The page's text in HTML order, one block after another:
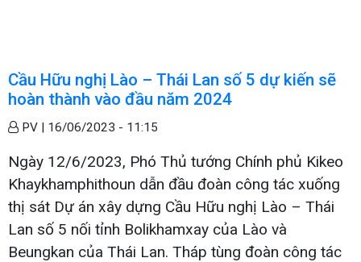
Cầu Hữu nghị Lào – Thái Lan số 5 dự kiến sẽ
hoàn thành vào đầu năm 2024
PV | 16/06/2023 - 11:15
Ngày 12/6/2023, Phó Thủ tướng Chính phủ Kikeo
Khaykhamphithoun dẫn đầu đoàn công tác xuống
thị sát Dự án xây dựng Cầu Hữu nghị Lào – Thái
Lan số 5 nối tỉnh Bolikhamxay của Lào và
Beungkan của Thái Lan. Tháp tùng đoàn công tác